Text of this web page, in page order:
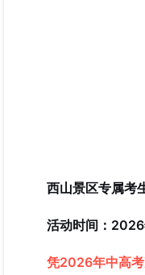
西山景区专属考
活动时间：2026
凭2026年中高